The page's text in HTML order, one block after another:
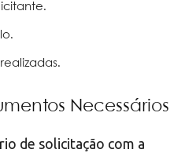
Necessários
de solicitação com a